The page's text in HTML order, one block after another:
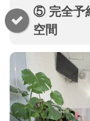
⑤ 完全予
空間